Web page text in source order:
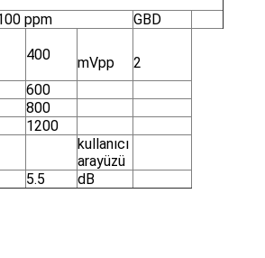
ppm GBD
400 mVpp
2
600
800
1200
kullanıcı
arayüzü
5.5 dB